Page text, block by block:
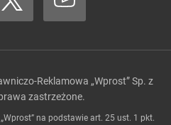
Reklamowa „Wprost” Sp. z
zastrzeżone.
na podstawie art. 25 ust. 1 pkt.